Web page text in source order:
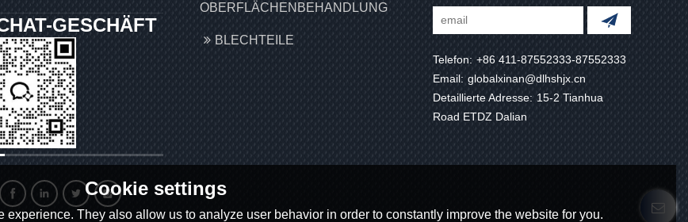
GESCHÄFT
OBERFLÄCHENBEHANDLUNG
BLECHTEILE
Telefon: +86 411-87552333-87552333
Email: globalxinan@dlhshjx.cn
Detaillierte Adresse: 15-2 Tianhua
Road ETDZ Dalian
Cookie settings
They also allow us to analyze user behavior in order to constantly improve the website for you.